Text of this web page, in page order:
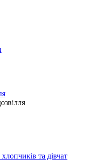
та дівчат